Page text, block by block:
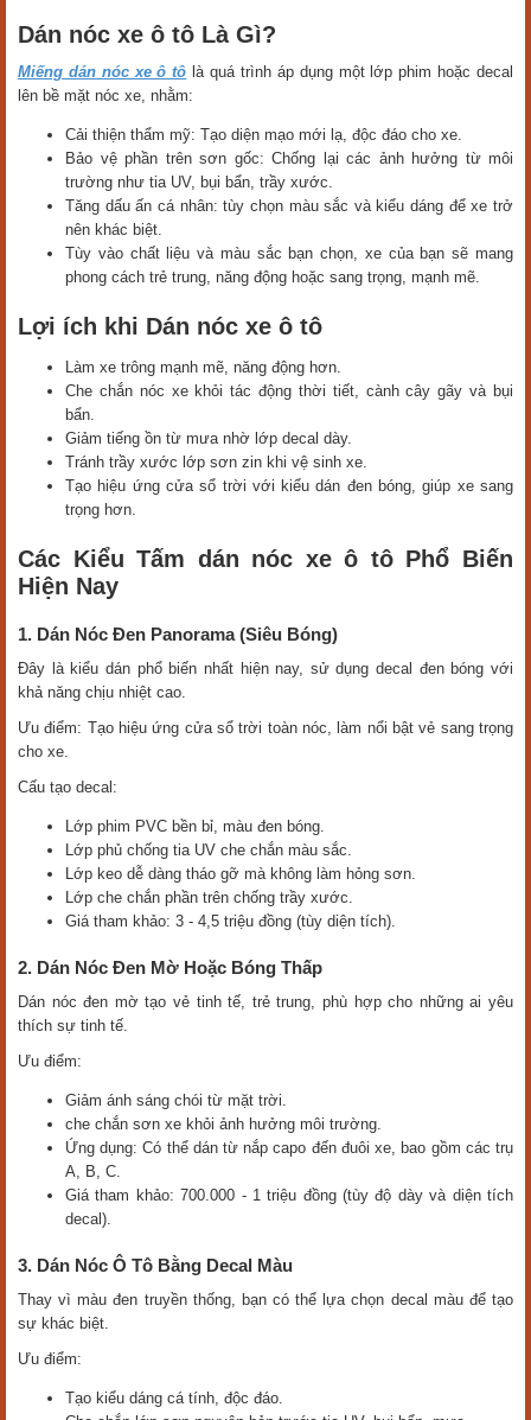
Dán nóc xe ô tô Là Gì?
Miếng dán nóc xe ô tô là quá trình áp dụng một lớp phim hoặc decal
lên bề mặt nóc xe, nhằm:
Cải thiện thẩm mỹ: Tạo diện mạo mới lạ, độc đáo cho xe.
Bảo vệ phần trên sơn gốc: Chống lại các ảnh hưởng từ môi
trường như tia UV, bụi bẩn, trầy xước.
Tăng dấu ấn cá nhân: tùy chọn màu sắc và kiểu dáng để xe trở
nên khác biệt.
Tùy vào chất liệu và màu sắc bạn chọn, xe của bạn sẽ mang
phong cách trẻ trung, năng động hoặc sang trọng, mạnh mẽ.
Lợi ích khi Dán nóc xe ô tô
Làm xe trông mạnh mẽ, năng động hơn.
Che chắn nóc xe khỏi tác động thời tiết, cành cây gãy và bụi
bẩn.
Giảm tiếng ồn từ mưa nhờ lớp decal dày.
Tránh trầy xước lớp sơn zin khi vệ sinh xe.
Tạo hiệu ứng cửa sổ trời với kiểu dán đen bóng, giúp xe sang
trọng hơn.
Các Kiểu Tấm dán nóc xe ô tô Phổ Biến
Hiện Nay
1. Dán Nóc Đen Panorama (Siêu Bóng)
Đây là kiểu dán phổ biến nhất hiện nay, sử dụng decal đen bóng với
khả năng chịu nhiệt cao.
Ưu điểm: Tạo hiệu ứng cửa sổ trời toàn nóc, làm nổi bật vẻ sang trọng
cho xe.
Cấu tạo decal:
Lớp phim PVC bền bỉ, màu đen bóng.
Lớp phủ chống tia UV che chắn màu sắc.
Lớp keo dễ dàng tháo gỡ mà không làm hỏng sơn.
Lớp che chắn phần trên chống trầy xước.
Giá tham khảo: 3 - 4,5 triệu đồng (tùy diện tích).
2. Dán Nóc Đen Mờ Hoặc Bóng Thấp
Dán nóc đen mờ tạo vẻ tinh tế, trẻ trung, phù hợp cho những ai yêu
thích sự tinh tế.
Ưu điểm:
Giảm ánh sáng chói từ mặt trời.
che chắn sơn xe khỏi ảnh hưởng môi trường.
Ứng dụng: Có thể dán từ nắp capo đến đuôi xe, bao gồm các trụ
A, B, C.
Giá tham khảo: 700.000 - 1 triệu đồng (tùy độ dày và diện tích
decal).
3. Dán Nóc Ô Tô Bằng Decal Màu
Thay vì màu đen truyền thống, bạn có thể lựa chọn decal màu để tạo
sự khác biệt.
Ưu điểm:
Tạo kiểu dáng cá tính, độc đáo.